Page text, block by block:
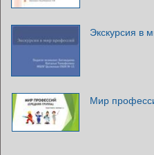
Экскурсия в
Мир